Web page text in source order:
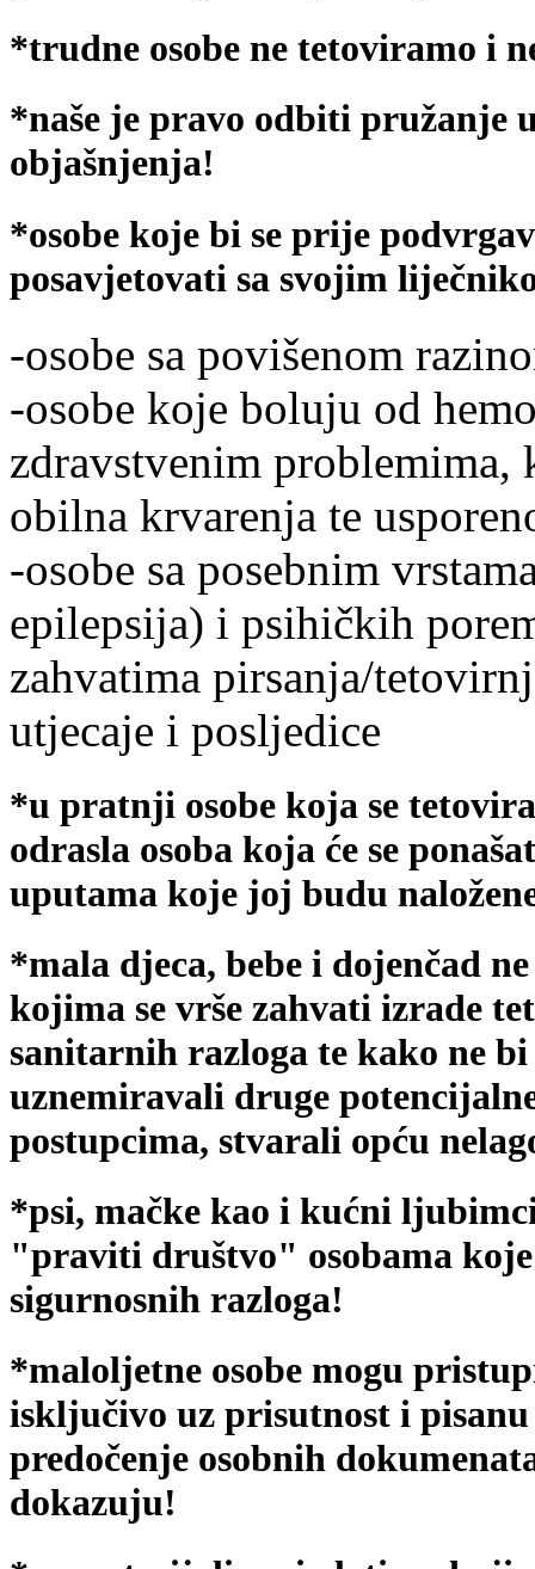
*trudne osobe ne tetoviramo i
*naše je pravo odbiti pružanje
objašnjenja!
*osobe koje bi se prije
posavjetovati sa svojim
-osobe sa povišenom
-osobe koje boluju od
zdravstvenim problemima,
obilna krvarenja te
-osobe sa posebnim
epilepsija) i psihičkih
zahvatima pirsanja/
utjecaje i posljedice
*u pratnji osobe koja se
odrasla osoba koja će se
uputama koje joj budu
*mala djeca, bebe i dojenčad
kojima se vrše zahvati izrade
sanitarnih razloga te kako ne
uznemiravali druge
postupcima, stvarali opću
*psi, mačke kao i kućni
"praviti društvo" osobama
sigurnosnih razloga!
*maloljetne osobe mogu
isključivo uz prisutnost i
predočenje osobnih
dokazuju!